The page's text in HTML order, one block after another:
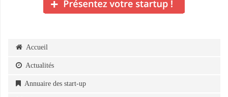
Accueil
Actualités
Annuaire des start-up